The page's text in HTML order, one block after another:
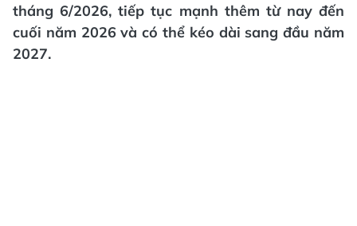
tháng 6/2026, tiếp tục mạnh thêm từ nay đến
cuối năm 2026 và có thể kéo dài sang đầu năm
2027.